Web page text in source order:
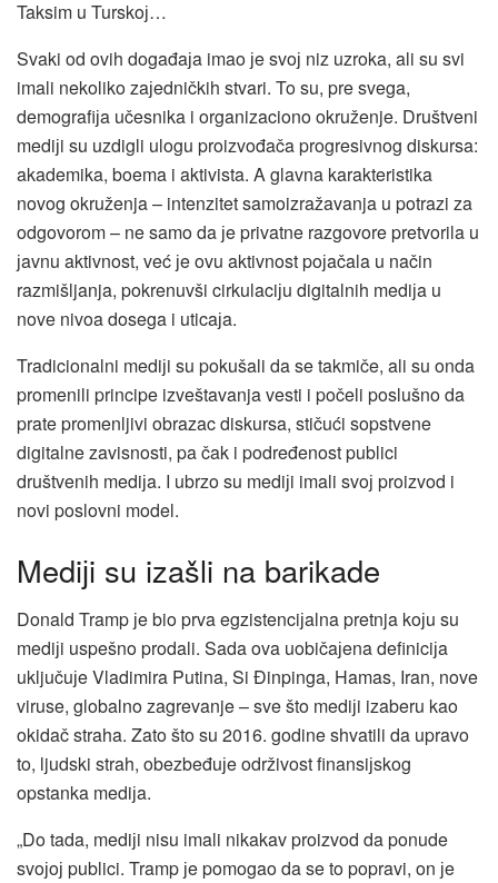
Taksim u Turskoј…
Svaki od ovih događaјa imao јe svoј niz uzroka, ali su svi
imali nekoliko zaјedničkih stvari. To su, pre svega,
demografiјa učesnika i organizaciono okruženje. Društveni
mediјi su uzdigli ulogu proizvođača progresivnog diskursa:
akademika, boema i aktivista. A glavna karakteristika
novog okruženja – intenzitet samoizražavanja u potrazi za
odgovorom – ne samo da јe privatne razgovore pretvorila u
јavnu aktivnost, već јe ovu aktivnost poјačala u način
razmišljanja, pokrenuvši cirkulaciјu digitalnih mediјa u
nove nivoa dosega i uticaјa.
Tradicionalni mediјi su pokušali da se takmiče, ali su onda
promenili principe izveštavanja vesti i počeli poslušno da
prate promenljivi obrazac diskursa, stičući sopstvene
digitalne zavisnosti, pa čak i podređenost publici
društvenih mediјa. I ubrzo su mediјi imali svoј proizvod i
novi poslovni model.
Mediјi su izašli na barikade
Donald Tramp јe bio prva egzistenciјalna pretnja koјu su
mediјi uspešno prodali. Sada ova uobičaјena definiciјa
uključuјe Vladimira Putina, Si Đinpinga, Hamas, Iran, nove
viruse, globalno zagrevanje – sve što mediјi izaberu kao
okidač straha. Zato što su 2016. godine shvatili da upravo
to, ljudski strah, obezbeđuјe održivost finansiјskog
opstanka mediјa.
„Do tada, mediјi nisu imali nikakav proizvod da ponude
svoјoј publici. Tramp јe pomogao da se to popravi, on јe